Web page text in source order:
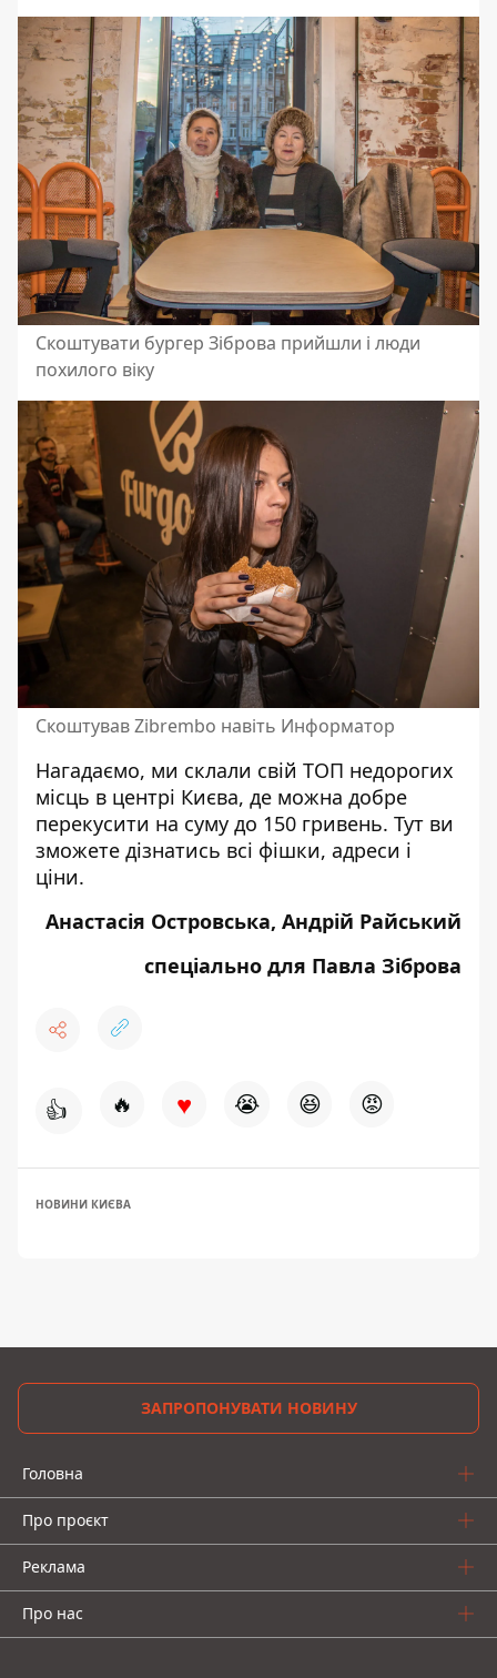
Скоштувати бургер Зіброва прийшли і люди
похилого віку
Скоштував Zibrembo навіть Информатор
Нагадаємо, ми склали свій ТОП недорогих
місць в центрі Києва, де можна добре
перекусити на суму до 150 гривень. Тут ви
зможете дізнатись всі фішки, адреси і
ціни.
Анастасія Островська, Андрій Райський
спеціально для Павла Зіброва
👍 🔥 ♥ 😭 😆 😡
НОВИНИ КИЄВА
ЗАПРОПОНУВАТИ НОВИНУ
Головна
Про проєкт
Реклама
Про нас